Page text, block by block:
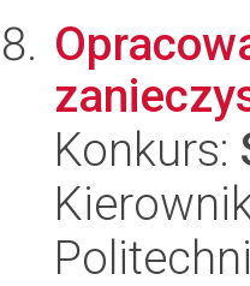
Konkurs: